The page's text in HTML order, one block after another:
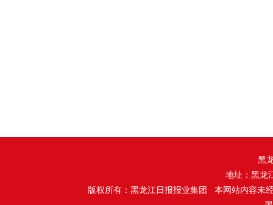
黑
地址：黑龙
版权所有：黑龙江日报报业集团 本网站内容未